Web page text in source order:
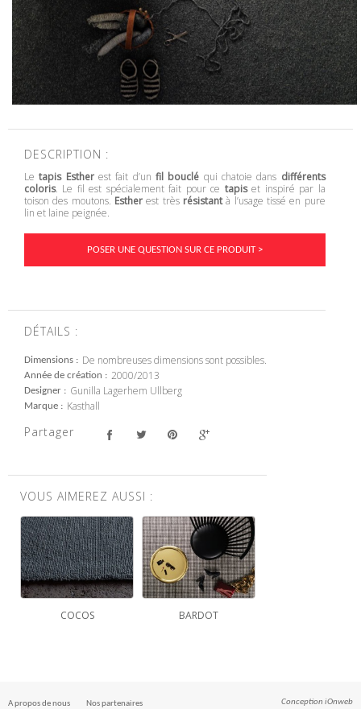
DESCRIPTION :
Letapis Estherest fait d’unfil bouclé qui chatoie dans différents
coloris. Le fil est spécialement fait pour ce tapiset inspiré par la
toison des moutons. Esther est très résistantà l’usage tissé en pure
lin et laine peignée.
POSER UNE QUESTION SUR CE PRODUIT >
DÉTAILS :
Dimensions De nombreuses dimensions sont possibles.
Année de création 2000/2013
Designer Gunilla Lagerhem Ullberg
Marque Kasthall
Partager
VOUS AIMEREZ AUSSI :
COCOS BARDOT
A propos de nous Nos partenaires Conception iOnweb